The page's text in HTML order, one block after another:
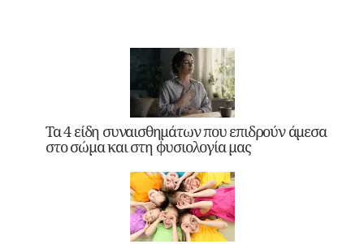
Τα 4 είδη συναισθημάτων που επιδρούν άμεσα
στο σώμα και στη φυσιολογία μας